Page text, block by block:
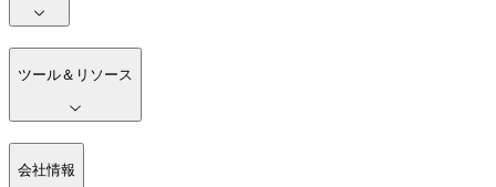
ツール＆リソース
会社情報